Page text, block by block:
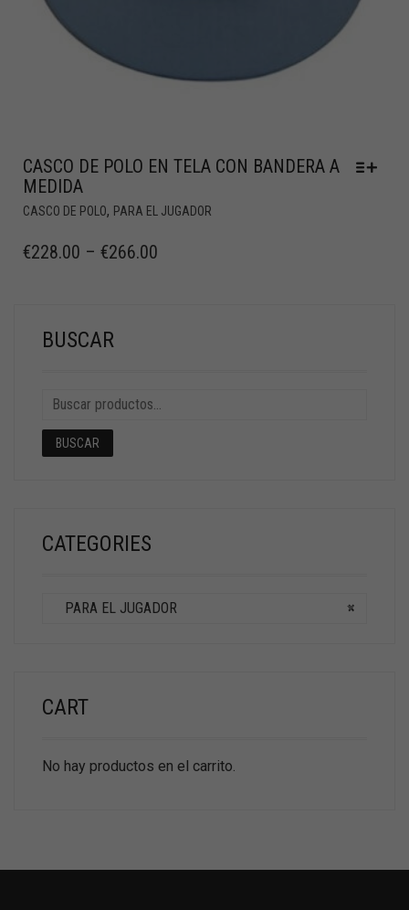
CASCO DE POLO EN TELA CON BANDERA A
MEDIDA
CASCO DE POLO, PARA EL JUGADOR
€228.00 – €266.00
BUSCAR
BUSCAR
CATEGORIES
×
PARA EL JUGADOR
CART
No hay productos en el carrito.